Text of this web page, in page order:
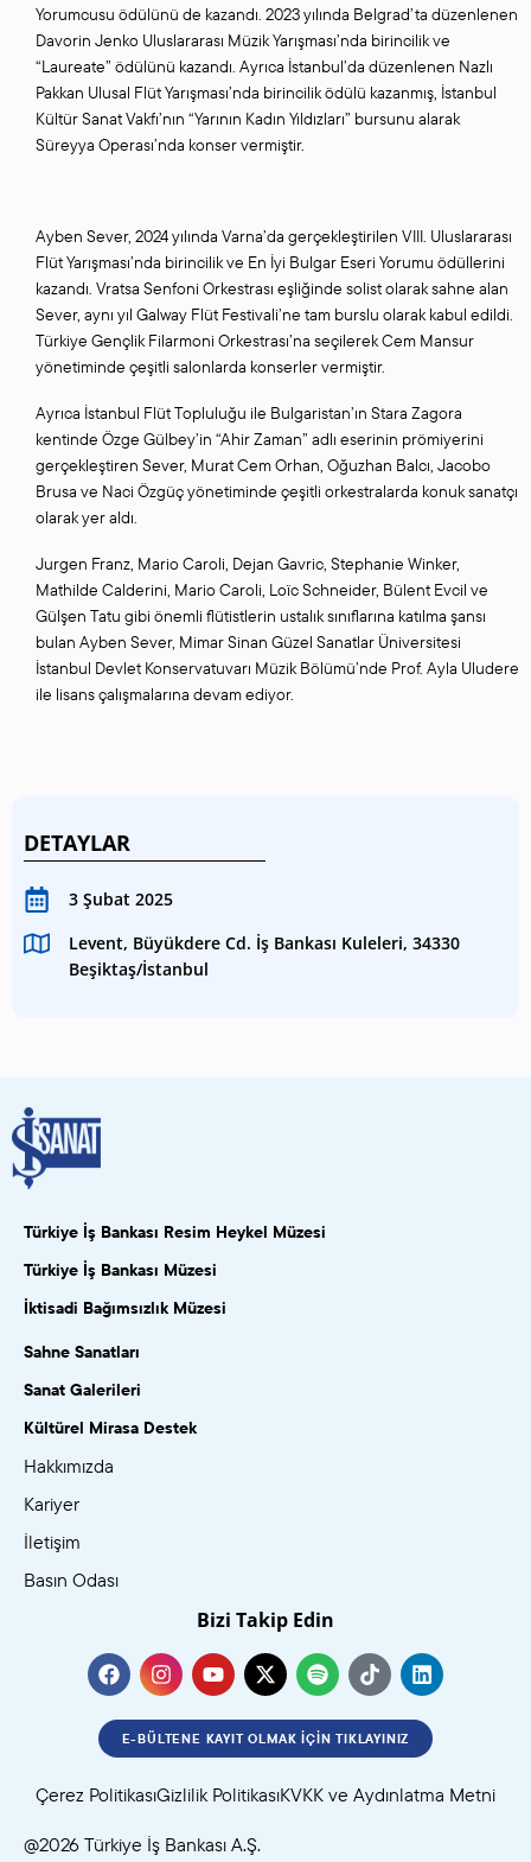
Yorumcusu ödülünü de kazandı. 2023 yılında Belgrad’ta düzenlenen
Davorin Jenko Uluslararası Müzik Yarışması’nda birincilik ve
“Laureate” ödülünü kazandı. Ayrıca İstanbul’da düzenlenen Nazlı
Pakkan Ulusal Flüt Yarışması’nda birincilik ödülü kazanmış, İstanbul
Kültür Sanat Vakfı’nın “Yarının Kadın Yıldızları” bursunu alarak
Süreyya Operası’nda konser vermiştir.
Ayben Sever, 2024 yılında Varna’da gerçekleştirilen VIII. Uluslararası
Flüt Yarışması’nda birincilik ve En İyi Bulgar Eseri Yorumu ödüllerini
kazandı. Vratsa Senfoni Orkestrası eşliğinde solist olarak sahne alan
Sever, aynı yıl Galway Flüt Festivali’ne tam burslu olarak kabul edildi.
Türkiye Gençlik Filarmoni Orkestrası’na seçilerek Cem Mansur
yönetiminde çeşitli salonlarda konserler vermiştir.
Ayrıca İstanbul Flüt Topluluğu ile Bulgaristan’ın Stara Zagora
kentinde Özge Gülbey’in “Ahir Zaman” adlı eserinin prömiyerini
gerçekleştiren Sever, Murat Cem Orhan, Oğuzhan Balcı, Jacobo
Brusa ve Naci Özgüç yönetiminde çeşitli orkestralarda konuk sanatçı
olarak yer aldı.
Jurgen Franz, Mario Caroli, Dejan Gavric, Stephanie Winker,
Mathilde Calderini, Mario Caroli, Loïc Schneider, Bülent Evcil ve
Gülşen Tatu gibi önemli flütistlerin ustalık sınıflarına katılma şansı
bulan Ayben Sever, Mimar Sinan Güzel Sanatlar Üniversitesi
İstanbul Devlet Konservatuvarı Müzik Bölümü’nde Prof. Ayla Uludere
ile lisans çalışmalarına devam ediyor.
DETAYLAR
3 Şubat 2025
Levent, Büyükdere Cd. İş Bankası Kuleleri, 34330
Beşiktaş/İstanbul
Türkiye İş Bankası Resim Heykel Müzesi
Türkiye İş Bankası Müzesi
İktisadi Bağımsızlık Müzesi
Sahne Sanatları
Sanat Galerileri
Kültürel Mirasa Destek
Hakkımızda
Kariyer
İletişim
Basın Odası
Bizi Takip Edin
E-BÜLTENE KAYIT OLMAK İÇIN TIKLAYINIZ
Çerez PolitikasıGizlilik PolitikasıKVKK ve Aydınlatma Metni
@2026 Türkiye İş Bankası A.Ş.